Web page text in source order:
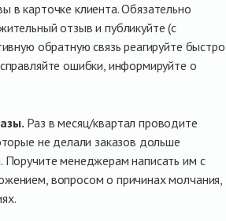
в карточке клиента. Обязательно
отзыв и публикуйте (с
обратную связь реагируйте
ошибки, информируйте о
Раз в месяц/квартал проводите
не делали заказов дольше
Поручите менеджерам написать им с
вопросом о причинах молчания,